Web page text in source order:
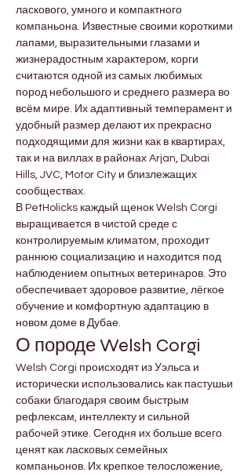
ласкового, умного и компактного
компаньона. Известные своими короткими
лапами, выразительными глазами и
жизнерадостным характером, корги
считаются одной из самых любимых
пород небольшого и среднего размера во
всём мире. Их адаптивный темперамент и
удобный размер делают их прекрасно
подходящими для жизни как в квартирах,
так и на виллах в районах Arjan, Dubai
Hills, JVC, Motor City и близлежащих
сообществах.
В PetHolicks каждый щенок Welsh Corgi
выращивается в чистой среде с
контролируемым климатом, проходит
раннюю социализацию и находится под
наблюдением опытных ветеринаров. Это
обеспечивает здоровое развитие, лёгкое
обучение и комфортную адаптацию в
новом доме в Дубае.
О породе Welsh Corgi
Welsh Corgi происходят из Уэльса и
исторически использовались как пастушьи
собаки благодаря своим быстрым
рефлексам, интеллекту и сильной
рабочей этике. Сегодня их больше всего
ценят как ласковых семейных
компаньонов. Их крепкое телосложение,